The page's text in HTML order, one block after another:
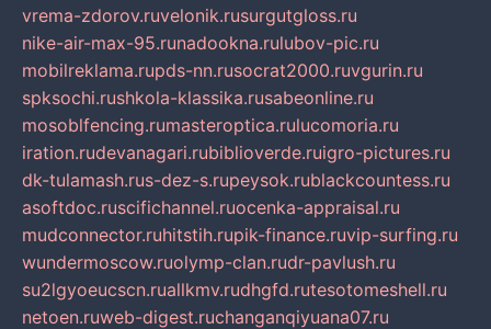
vrema-zdorov.ruvelonik.rusurgutgloss.ru
nike-air-max-95.runadookna.rulubov-pic.ru
mobilreklama.rupds-nn.rusocrat2000.ruvgurin.ru
spksochi.rushkola-klassika.rusabeonline.ru
mosoblfencing.rumasteroptica.rulucomoria.ru
iration.rudevanagari.rubiblioverde.ruigro-pictures.ru
dk-tulamash.rus-dez-s.rupeysok.rublackcountess.ru
asoftdoc.ruscifichannel.ruocenka-appraisal.ru
mudconnector.ruhitstih.rupik-finance.ruvip-surfing.ru
wundermoscow.ruolymp-clan.rudr-pavlush.ru
su2lgyoeucscn.ruallkmv.rudhgfd.rutesotomeshell.ru
netoen.ruweb-digest.ruchanganqiyuana07.ru